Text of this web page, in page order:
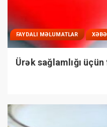
FAYDALI MƏLUMATLAR
Ürək sağlamlığı